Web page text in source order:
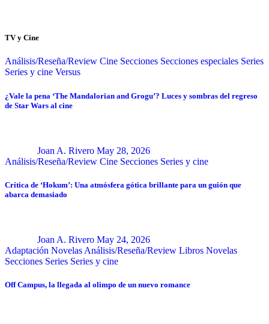
TV y Cine
Análisis/Reseña/Review Cine Secciones Secciones especiales Series
Series y cine Versus
¿Vale la pena ‘The Mandalorian and Grogu’? Luces y sombras del regreso
de Star Wars al cine
Joan A. Rivero May 28, 2026
Análisis/Reseña/Review Cine Secciones Series y cine
Crítica de ‘Hokum’: Una atmósfera gótica brillante para un guión que
abarca demasiado
Joan A. Rivero May 24, 2026
Adaptación Novelas Análisis/Reseña/Review Libros Novelas
Secciones Series Series y cine
Off Campus, la llegada al olimpo de un nuevo romance